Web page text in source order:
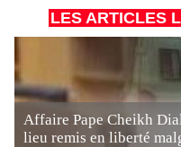
LES ARTICLES
Affaire Pape Cheikh
lieu remis en liberté